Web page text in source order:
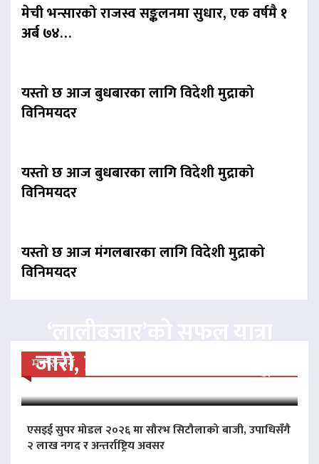
मेची भन्सारको राजस्व सङ्कलनमा सुधार, एक वर्षमै १
अर्ब ७४…
यस्तो छ आज बुधबारका लागि विदेशी मुद्राको
विनिमयदर
यस्तो छ आज बुधबारका लागि विदेशी मुद्राको
विनिमयदर
यस्तो छ आज मंगलबारका लागि विदेशी मुद्राको
विनिमयदर
मनोरन्जन
जारी, प्रदर्शनको ५१औँ दिन पूरा
एसइई सुपर मोडल २०२६ मा सौरभ सिटौलाको बाजी, उपाधिसँगै
२ लाख नगद र अन्तर्राष्ट्रिय अवसर